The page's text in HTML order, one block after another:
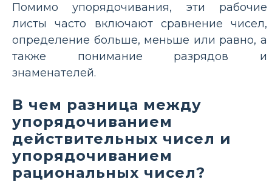
Помимо упорядочивания, эти рабочие
листы часто включают сравнение чисел,
определение больше, меньше или равно, а
также понимание разрядов и
знаменателей.
В чем разница между
упорядочиванием
действительных чисел и
упорядочиванием
рациональных чисел?